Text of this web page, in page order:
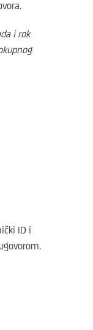
i rok
ID i